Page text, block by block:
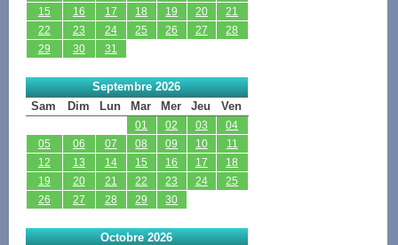
15
16 17 18 19 20
21
22
23 24 25 26 27
28
29
30 31
Septembre 2026
Sam
Dim Lun Mar Mer Jeu Ven
01 02 03
04
05
06 07 08 09 10
11
12
13 14 15 16 17
18
19
20 21 22 23 24
25
26
27 28 29 30
Octobre 2026